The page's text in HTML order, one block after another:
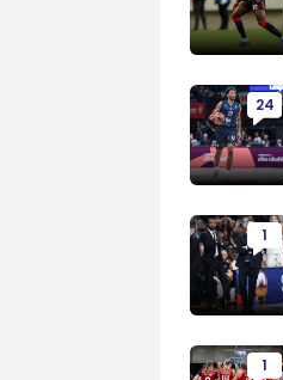
24
1
1